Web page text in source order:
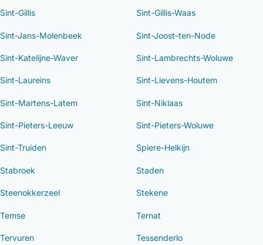
Sint-Gillis Sint-Gillis-Waas
Sint-Jans-Molenbeek Sint-Joost-ten-Node
Sint-Katelijne-Waver Sint-Lambrechts-Woluwe
Sint-Laureins Sint-Lievens-Houtem
Sint-Martens-Latem Sint-Niklaas
Sint-Pieters-Leeuw Sint-Pieters-Woluwe
Sint-Truiden Spiere-Helkijn
Stabroek Staden
Steenokkerzeel Stekene
Temse Ternat
Tervuren Tessenderlo